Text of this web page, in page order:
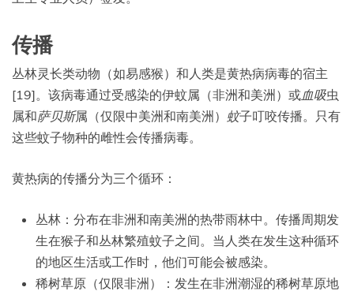
传播
丛林灵长类动物（如易感猴）和人类是黄热病病毒的宿主
[19]。该病毒通过受感染的伊蚊属（非洲和美洲）或血吸虫
属和萨贝斯属（仅限中美洲和南美洲） 蚊子叮咬传播。只有
这些蚊子物种的雌性会传播病毒。
黄热病的传播分为三个循环：
丛林：分布在非洲和南美洲的热带雨林中。传播周期发
生在猴子和丛林繁殖蚊子之间。当人类在发生这种循环
的地区生活或工作时，他们可能会被感染。
稀树草原（仅限非洲）：发生在非洲潮湿的稀树草原地